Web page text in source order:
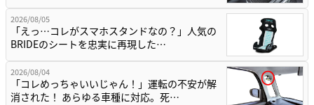
2026/08/05
「えっ…コレがスマホスタンドなの？」人気の
BRIDEのシートを忠実に再現した…
2026/08/04
「コレめっちゃいいじゃん！」運転の不安が解
消された！ あらゆる車種に対応。死…